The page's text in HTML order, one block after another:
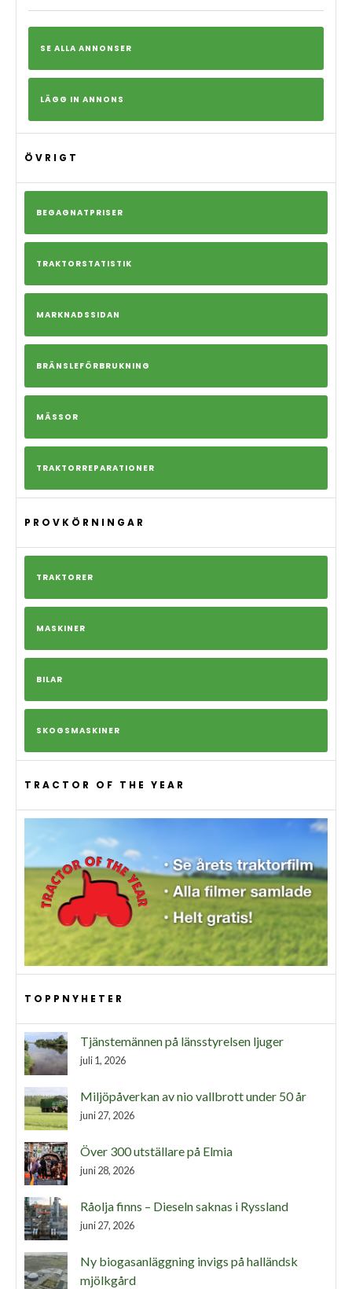
SE ALLA ANNONSER
LÄGG IN ANNONS
ÖVRIGT
BEGAGNATPRISER
TRAKTORSTATISTIK
MARKNADSSIDAN
BRÄNSLEFÖRBRUKNING
MÄSSOR
TRAKTORREPARATIONER
PROVKÖRNINGAR
TRAKTORER
MASKINER
BILAR
SKOGSMASKINER
TRACTOR OF THE YEAR
TOPPNYHETER
Tjänstemännen på länsstyrelsen ljuger
juli 1, 2026
Miljöpåverkan av nio vallbrott under 50 år
juni 27, 2026
Över 300 utställare på Elmia
juni 28, 2026
Råolja finns – Dieseln saknas i Ryssland
juni 27, 2026
Ny biogasanläggning invigs på halländsk
mjölkgård